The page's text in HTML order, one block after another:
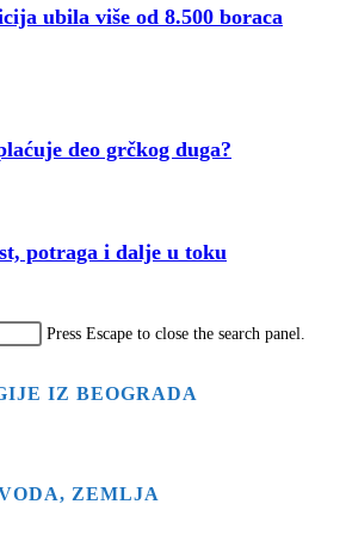
ubila više od 8.500 boraca
deo grčkog duga?
potraga i dalje u toku
Press Escape to close the search panel.
IZ BEOGRADA
ZEMLJA